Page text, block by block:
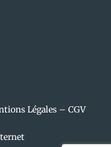
Légales –CGV